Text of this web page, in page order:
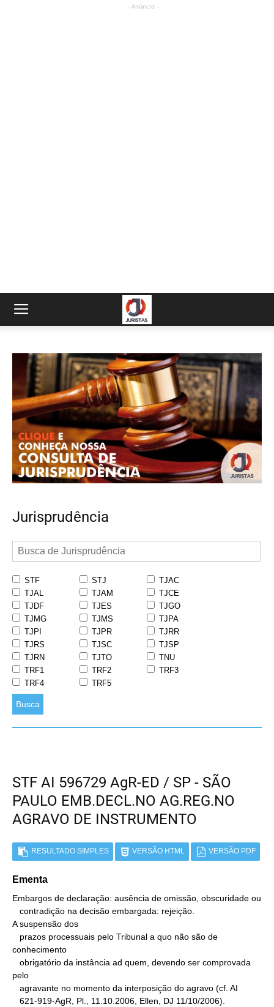
- Anúncio -
Jurisprudência
STF STJ
TJAC
TJAL
TJAM
TJCE
TJDF
TJES
TJGO
TJMG
TJMS
TJPA
TJPI
TJPR
TJRR
TJRS
TJSC
TJSP
TJRN
TJTO
TNU
TRF1
TRF2
TRF3
TRF4
TRF5
Busca
STF AI 596729 AgR-ED / SP - SÃO
PAULO EMB.DECL.NO AG.REG.NO
AGRAVO DE INSTRUMENTO
RESULTADO SIMPLES VERSÃO HTML VERSÃO PDF
Ementa
Embargos de declaração: ausência de omissão, obscuridade ou
A suspensão dos
conhecimento
pelo
   621-919-AgR, Pl., 11.10.2006, Ellen, DJ 11/10/2006).